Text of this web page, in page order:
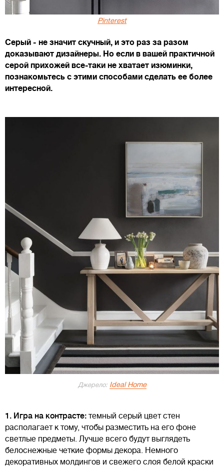
Pinterest
Серый - не значит скучный, и это раз за разом
доказывают дизайнеры. Но если в вашей практичной
серой прихожей все-таки не хватает изюминки,
познакомьтесь с этими способами сделать ее более
интересной.
Джерело: Ideal Home
1. Игра на контрасте: темный серый цвет стен
располагает к тому, чтобы разместить на его фоне
светлые предметы. Лучше всего будут выглядеть
белоснежные четкие формы декора. Немного
декоративных молдингов и свежего слоя белой краски